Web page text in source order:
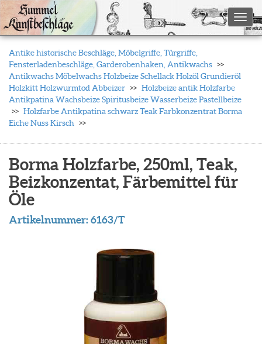
Antike historische Beschläge, Möbelgriffe, Türgriffe,
Fensterladenbeschläge, Garderobenhaken, Antikwachs
Antikwachs Möbelwachs Holzbeize Schellack Holzöl Grundieröl
Holzkitt Holzwurmtod Abbeizer
Holzbeize antik Holzfarbe
Antikpatina Wachsbeize Spiritusbeize Wasserbeize Pastellbeize
Holzfarbe Antikpatina schwarz Teak Farbkonzentrat Borma
Eiche Nuss Kirsch
Borma Holzfarbe, 250ml, Teak,
Beizkonzentat, Färbemittel für
Öle
Artikelnummer:6163/T